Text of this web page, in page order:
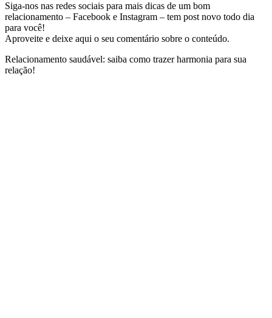
Siga-nos nas redes sociais para mais dicas de um bom
relacionamento – Facebook e Instagram – tem post novo todo dia
para você!
Aproveite e deixe aqui o seu comentário sobre o conteúdo.
Relacionamento saudável: saiba como trazer harmonia para sua
relação!